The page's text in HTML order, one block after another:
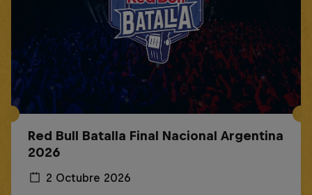
Red Bull Batalla Final Nacional Argentina
2026
2 Octubre 2026